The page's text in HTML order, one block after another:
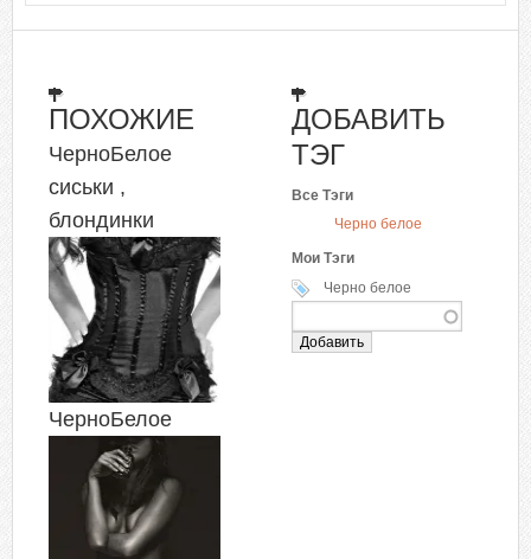
ПОХОЖИЕ
ЧерноБелое
сиськи ,
блондинки
ЧерноБелое
ДОБАВИТЬ
ТЭГ
Все Тэги
Черно белое
Мои Тэги
Черно белое